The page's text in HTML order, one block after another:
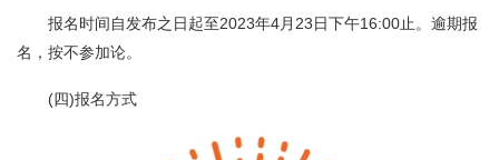
报名时间自发布之日起至2023年4月23日下午16:00止。逾期报
名，按不参加论。
(四)报名方式